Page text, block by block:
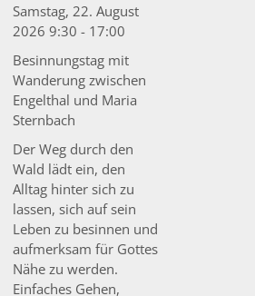
Samstag, 22. August
2026 9:30 - 17:00
Besinnungstag mit
Wanderung zwischen
Engelthal und Maria
Sternbach
Der Weg durch den
Wald lädt ein, den
Alltag hinter sich zu
lassen, sich auf sein
Leben zu besinnen und
aufmerksam für Gottes
Nähe zu werden.
Einfaches Gehen,